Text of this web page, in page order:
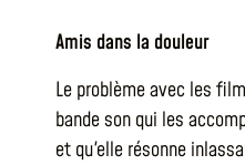
Amis dans la douleur
Le problème avec les
bande son qui les
et qu'elle résonne